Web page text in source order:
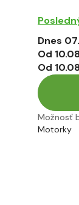
Dnes
Od
Od
Možnosť
Motorky